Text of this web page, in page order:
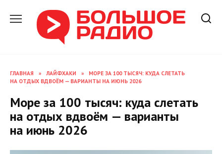
содержанию
ГЛАВНАЯ » ЛАЙФХАКИ »
МОРЕ ЗА 100 ТЫСЯЧ: КУДА СЛЕТАТЬ
НА ОТДЫХ ВДВОЁМ — ВАРИАНТЫ НА ИЮНЬ 2026
Море за 100 тысяч: куда слетать
на отдых вдвоём — варианты
на июнь 2026